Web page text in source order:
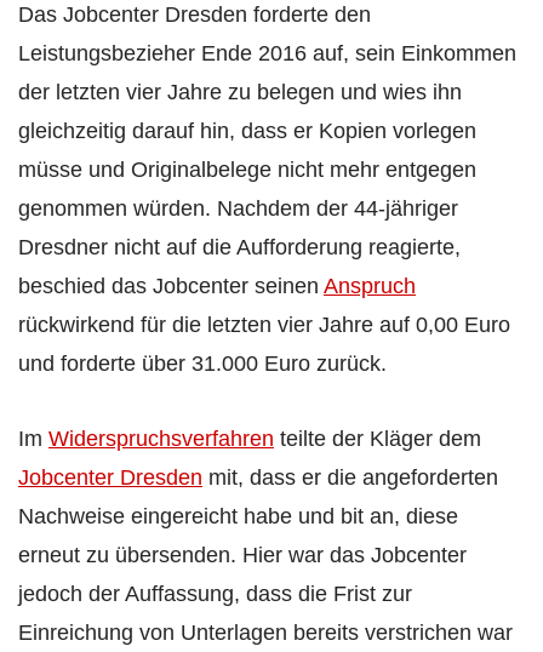
Das Jobcenter Dresden forderte den
Leistungsbezieher Ende 2016 auf, sein Einkommen
der letzten vier Jahre zu belegen und wies ihn
gleichzeitig darauf hin, dass er Kopien vorlegen
müsse und Originalbelege nicht mehr entgegen
genommen würden. Nachdem der 44-jähriger
Dresdner nicht auf die Aufforderung reagierte,
beschied das Jobcenter seinen Anspruch
rückwirkend für die letzten vier Jahre auf 0,00 Euro
und forderte über 31.000 Euro zurück.
Im Widerspruchsverfahren teilte der Kläger dem
Jobcenter Dresden mit, dass er die angeforderten
Nachweise eingereicht habe und bit an, diese
erneut zu übersenden. Hier war das Jobcenter
jedoch der Auffassung, dass die Frist zur
Einreichung von Unterlagen bereits verstrichen war